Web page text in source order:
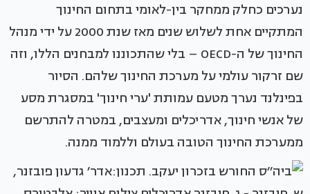
נערכים כחלק ממחקר בין-לאומי בתחום החינוך
המתקיים אחת לשלוש שנים מאז שנת 2000 על ידי מנהל
החינוך של ה-OECD – בלי שהתכוננו למבחנים הללו, וזה
שם זרקור עולמי על מערכת החינוך שלהם. הסיור
בפינלנד נערך מטעם עמותת 'ערי חינוך' במסגרת מסע
של אנשי חינוך, אדריכלים ומעצבים, במטרה להתרשם
ממערכת החינוך הטובה בעולם וללמוד ממנה.